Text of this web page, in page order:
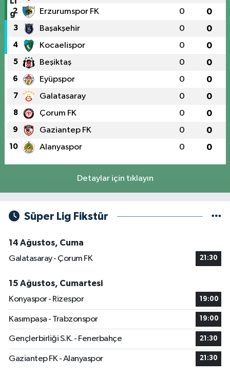
2 Erzurumspor FK 0 0
3 Başakşehir 0 0
4 Kocaelispor 0 0
5 Beşiktaş 0 0
6 Eyüpspor 0 0
7 Galatasaray 0 0
8 Çorum FK 0 0
9 Gaziantep FK 0 0
10 Alanyaspor 0 0
Detaylar için tıklayın
Süper Lig Fikstür
14 Ağustos, Cuma
Galatasaray - Çorum FK
21:30
15 Ağustos, Cumartesi
Konyaspor - Rizespor
19:00
Kasımpaşa - Trabzonspor 19:00
Gençlerbirliği S.K. - Fenerbahçe 21:30
Gaziantep FK - Alanyaspor 21:30